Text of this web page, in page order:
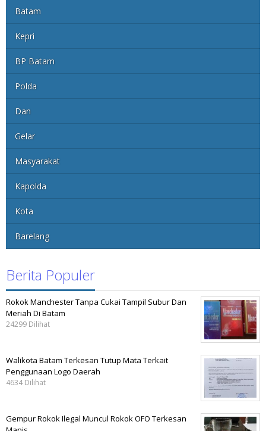
Batam
Kepri
BP Batam
Polda
Dan
Gelar
Masyarakat
Kapolda
Kota
Barelang
Berita Populer
Rokok Manchester Tanpa Cukai Tampil Subur Dan
Meriah Di Batam
24299 Dilihat
Walikota Batam Terkesan Tutup Mata Terkait
Penggunaan Logo Daerah
4634 Dilihat
Gempur Rokok Ilegal Muncul Rokok OFO Terkesan